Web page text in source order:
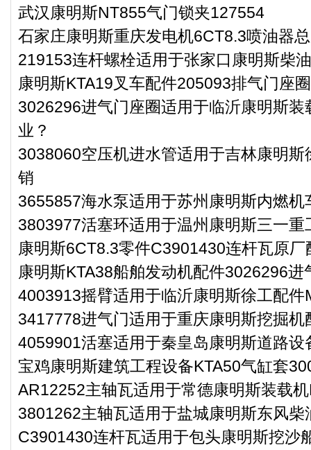
武汉康明斯NT855气门锁夹127554
石家庄康明斯重庆发电机6CT8.3喷油器
219153连杆螺栓适用于张家口康明斯柴
康明斯KTA19叉车配件205093排气门座
3026296进气门座圈适用于临沂康明斯装
业？
3038060空压机进水管适用于吉林康明
销
3655857海水泵适用于苏州康明斯内燃
3803977活塞环适用于温州康明斯三一重
康明斯6CT8.3零件C3901430连杆瓦原厂
康明斯KTA38船舶发动机配件3026296进
4003913摇臂适用于临沂康明斯徐工配件
3417778进气门适用于重庆康明斯挖掘机
4059901活塞适用于秦皇岛康明斯道路设
宝鸡康明斯建筑工程设备KTA50气缸套
AR12252主轴瓦适用于常德康明斯装载
3801262主轴瓦适用于盐城康明斯东风
C3901430连杆瓦适用于包头康明斯挖沙